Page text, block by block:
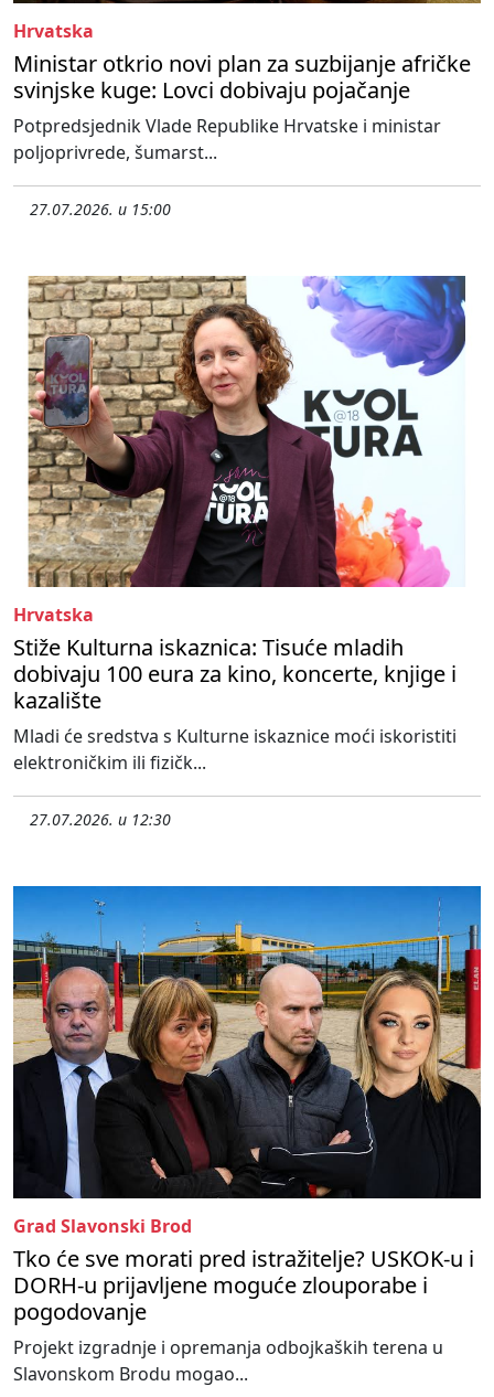
Hrvatska
Ministar otkrio novi plan za suzbijanje afričke
svinjske kuge: Lovci dobivaju pojačanje
Potpredsjednik Vlade Republike Hrvatske i ministar
poljoprivrede, šumarst...
27.07.2026. u 15:00
Hrvatska
Stiže Kulturna iskaznica: Tisuće mladih
dobivaju 100 eura za kino, koncerte, knjige i
kazalište
Mladi će sredstva s Kulturne iskaznice moći iskoristiti
elektroničkim ili fizičk...
27.07.2026. u 12:30
Grad Slavonski Brod
Tko će sve morati pred istražitelje? USKOK-u i
DORH-u prijavljene moguće zlouporabe i
pogodovanje
Projekt izgradnje i opremanja odbojkaških terena u
Slavonskom Brodu mogao...